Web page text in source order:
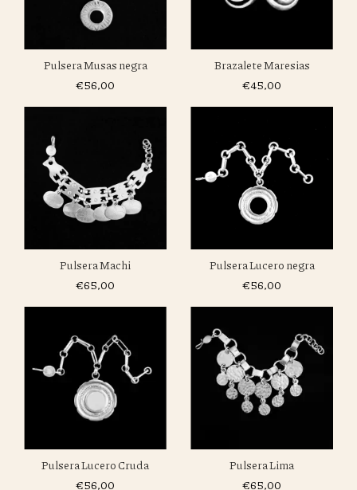
Pulsera Musas negra
€56,00
Brazalete Maresias
€45,00
Pulsera Machi
€65,00
Pulsera Lucero negra
€56,00
Pulsera Lucero Cruda
€56,00
Pulsera Lima
€65,00